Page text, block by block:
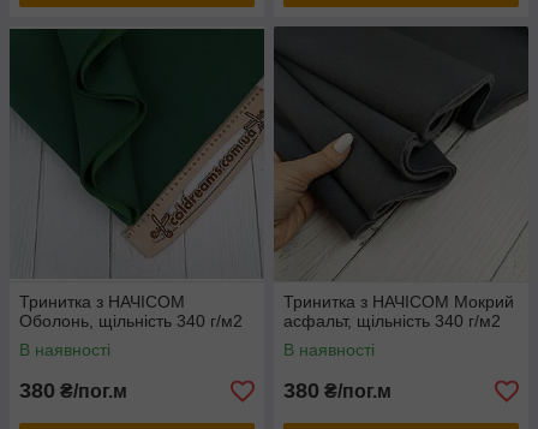
Тринитка з НАЧІСОМ
Оболонь, щільність 340 г/м2
В наявності
380 ₴/пог.м
Тринитка з НАЧІСОМ Мокрий
асфальт, щільність 340 г/м2
В наявності
380 ₴/пог.м